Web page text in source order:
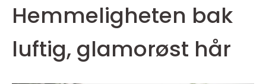
Hemmeligheten bak
luftig, glamorøst hår